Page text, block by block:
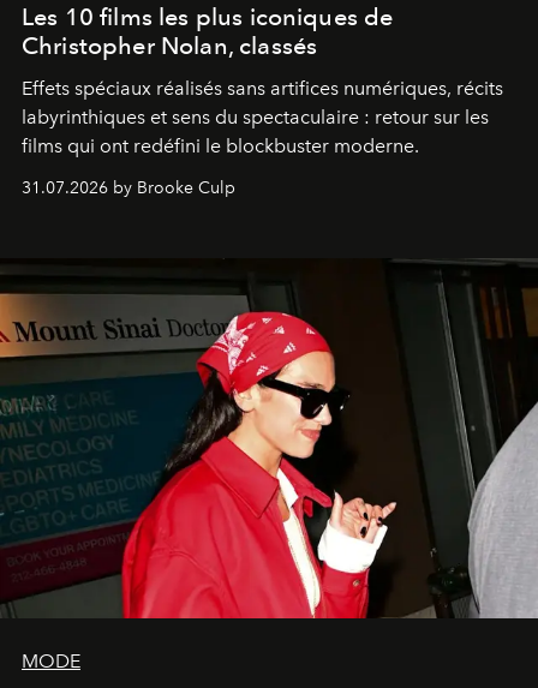
Les 10 films les plus iconiques de
Christopher Nolan, classés
Effets spéciaux réalisés sans artifices numériques, récits
labyrinthiques et sens du spectaculaire : retour sur les
films qui ont redéfini le blockbuster moderne.
31.07.2026 by Brooke Culp
MODE